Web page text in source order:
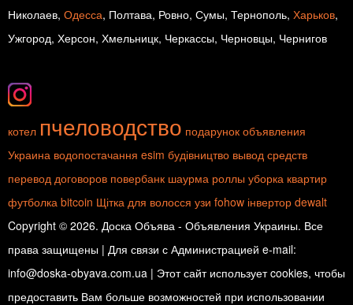
Николаев, Одесса, Полтава, Ровно, Сумы, Тернополь, Харьков,
Ужгород, Херсон, Хмельницк, Черкассы, Черновцы, Чернигов
котел пчеловодство подарунок объявления
Украина водопостачання esim будівництво вывод средств
перевод договоров повербанк шаурма роллы уборка квартир
футболка bitcoin Щітка для волосся узи fohow інвертор dewalt
Copyright © 2026. Доска Объява - Объявления Украины. Все
права защищены | Для связи с Администрацией e-mail:
info@doska-obyava.com.ua | Этот сайт использует cookies, чтобы
предоставить Вам больше возможностей при использовании